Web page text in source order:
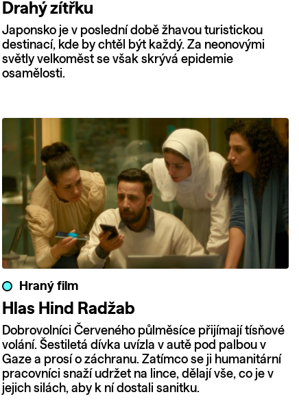
Drahý zítřku
Japonsko je v poslední době žhavou turistickou
destinací, kde by chtěl být každý. Za neonovými
světly velkoměst se však skrývá epidemie
osamělosti.
Hraný film
Hlas Hind Radžab
Dobrovolníci Červeného půlměsíce přijímají tísňové
volání. Šestiletá dívka uvízla v autě pod palbou v
Gaze a prosí o záchranu. Zatímco se ji humanitární
pracovníci snaží udržet na lince, dělají vše, co je v
jejich silách, aby k ní dostali sanitku.